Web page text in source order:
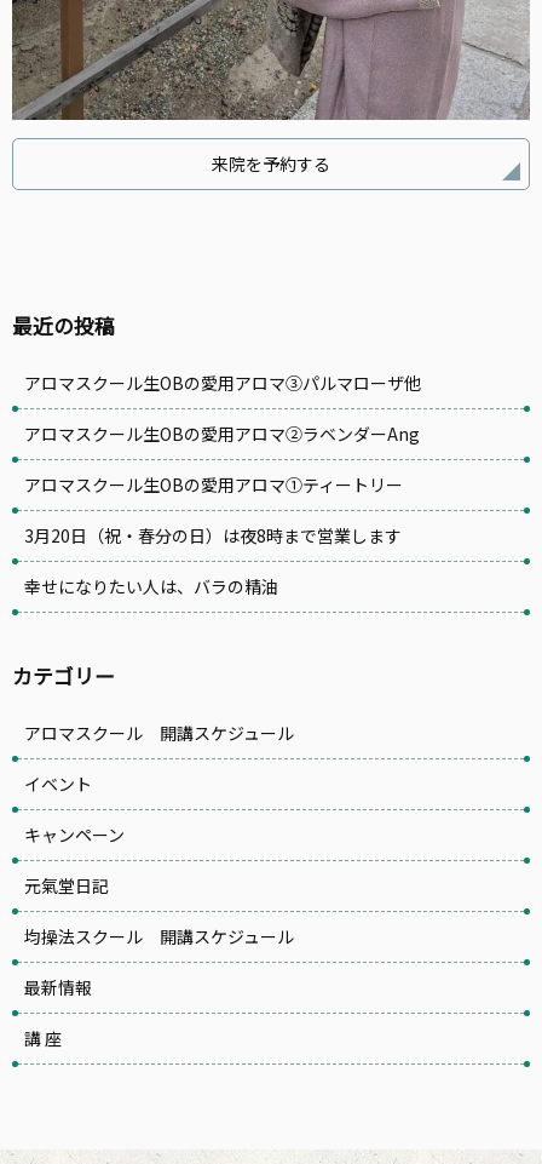
来院を予約する
最近の投稿
アロマスクール生OBの愛用アロマ③パルマローザ他
アロマスクール生OBの愛用アロマ②ラベンダーAng
アロマスクール生OBの愛用アロマ①ティートリー
3月20日（祝・春分の日）は夜8時まで営業します
幸せになりたい人は、バラの精油
カテゴリー
アロマスクール 開講スケジュール
イベント
キャンペーン
元氣堂日記
均操法スクール 開講スケジュール
最新情報
講 座